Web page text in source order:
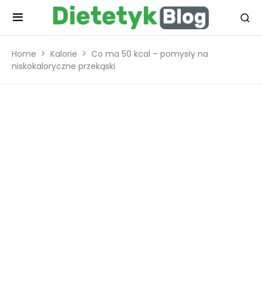
Home Kalorie
Co ma 50 kcal – pomysły na
niskokaloryczne przekąski